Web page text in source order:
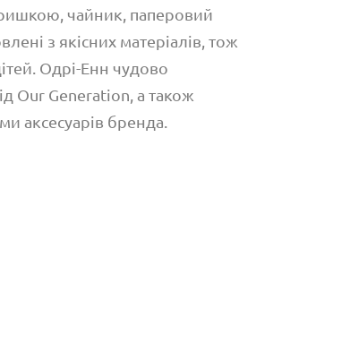
чайник, паперовий
з якісних матеріалів, тож
Одрі-Енн чудово
Our Generation, а також
аксесуарів бренда.